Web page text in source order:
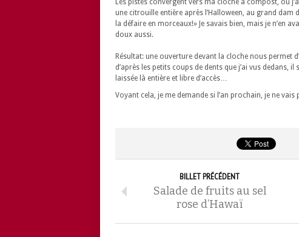
Les pistes convergent vers ma cloche à compost, où
une citrouille entière après l’Halloween, au grand
la défaire en morceaux!» Je savais bien, mais je n’en
doux aussi.
Résultat: une ouverture devant la cloche nous permet
d’après les petits coups de dents que j’ai vus dedans,
laissée là entière et libre d’accès…
Voyant cela, je me demande si l’an prochain, je ne
BILLET PRÉCÉDENT
Salade de fruits au sel
rose d’Hawaï